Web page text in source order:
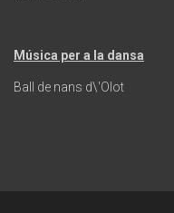
Música per a la dansa
Ball de nans d\'Olot